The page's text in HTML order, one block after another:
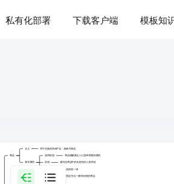
私有化部署 下载客户端 模板知
商品
含义 用于交换的劳动产品，就称为商品
基本属性
使用价值 商品能够满足人们某种需要的属性
价值 凝结在商品中的无差别的人类劳动
商品是使用价值和价值的统一体
本质
货币是从商品中分离出来固定充当一般等价物的商品